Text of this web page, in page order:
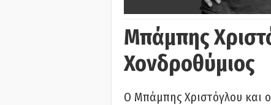
Μπάμπης
Χονδροθύμιος
O Μπάμπης Χριστόγλου και